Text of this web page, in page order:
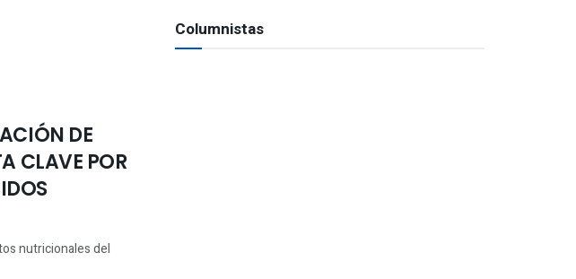
DE
CLAVE POR
nutricionales del
Columnistas